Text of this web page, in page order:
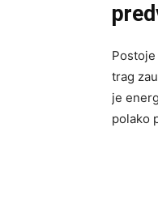
trag
je
polako